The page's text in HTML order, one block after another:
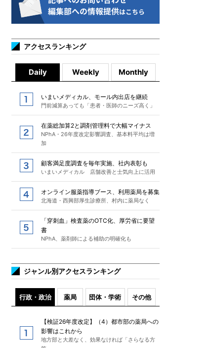
アクセスランキング
Daily Weekly Monthly
いまいメディカル、モール内出店を継続
門前減算あっても「患者・医師のニーズ高く」
在薬総加算2と調剤管理料で大幅マイナス
NPhA・26年度改定影響調査、基本料平均は増
加
顧客満足度調査を毎年実施、社内表彰も
いまいメディカル 店舗改善と士気向上に活用
オンライン服薬指導ブース、利用薬局を募集
北海道・西興部厚生診療所、村内に薬局なく
「穿刺血」検査薬のOTC化、厚労省に要望
書
NPhA、薬剤師による補助の明確化も
ジャンル別アクセスランキング
行政・政治 薬局 団体・学術 その他
【検証26年度改定】（4）都市部の薬局への
影響はこれから
地方部と大差なく、効果なければ「さらなる方